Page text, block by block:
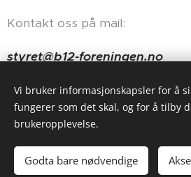
Kontakt oss på mail:
styret@b12-foreningen.no
Haugerudveien 84, 0674 Oslo
Vi bruker informasjonskapsler for å
fungerer som det skal, og for å tilby
brukeropplevelse.
Godta bare nødvendige